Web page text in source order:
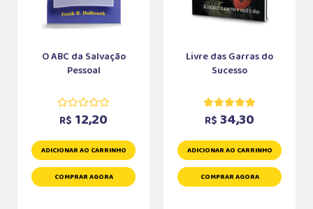
O ABC da Salvação
Pessoal
R$ 12,20
ADICIONAR AO CARRINHO
COMPRAR AGORA
Livre das Garras do
Sucesso
R$ 34,30
ADICIONAR AO CARRINHO
COMPRAR AGORA